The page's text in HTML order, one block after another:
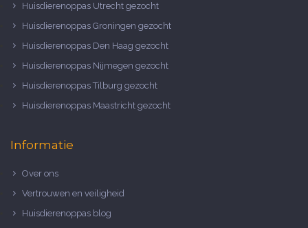
Huisdierenoppas Utrecht gezocht
Huisdierenoppas Groningen gezocht
Huisdierenoppas Den Haag gezocht
Huisdierenoppas Nijmegen gezocht
Huisdierenoppas Tilburg gezocht
Huisdierenoppas Maastricht gezocht
Informatie
Over ons
Vertrouwen en veiligheid
Huisdierenoppas blog